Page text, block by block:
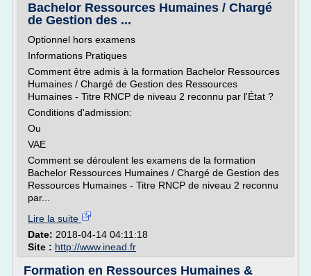
Bachelor Ressources Humaines / Chargé
de Gestion des ...
Optionnel hors examens
Informations Pratiques
Comment être admis à la formation Bachelor Ressources
Humaines / Chargé de Gestion des Ressources
Humaines - Titre RNCP de niveau 2 reconnu par l'État ?
Conditions d'admission:
Ou
VAE
Comment se déroulent les examens de la formation
Bachelor Ressources Humaines / Chargé de Gestion des
Ressources Humaines - Titre RNCP de niveau 2 reconnu
par...
Lire la suite
Date: 2018-04-14 04:11:18
Site : http://www.inead.fr
Formation en Ressources Humaines &